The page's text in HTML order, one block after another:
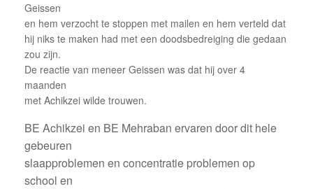
Geissen
en hem verzocht te stoppen met mailen en hem verteld dat
hij niks te maken had met een doodsbedreiging die gedaan
zou zijn.
De reactie van meneer Geissen was dat hij over 4
maanden
met Achikzei wilde trouwen.
BE Achikzei en BE Mehraban ervaren door dit hele
gebeuren
slaapproblemen en concentratie problemen op
school en